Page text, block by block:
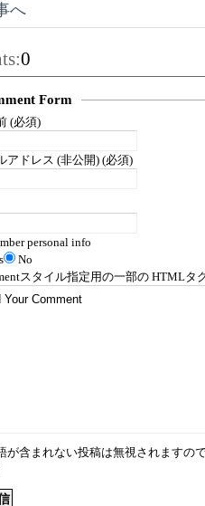
へ
0
Form
(必須)
アドレス (非公開) (必須)
personal info
No
スタイル指定用の一部の HTMLタ
が含まれない投稿は無視されますの